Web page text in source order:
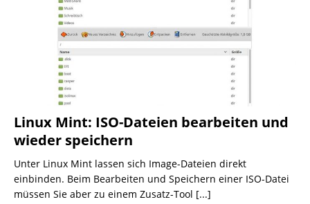
Linux Mint: ISO-Dateien bearbeiten und
wieder speichern
Unter Linux Mint lassen sich Image-Dateien direkt
einbinden. Beim Bearbeiten und Speichern einer ISO-Datei
müssen Sie aber zu einem Zusatz-Tool [...]